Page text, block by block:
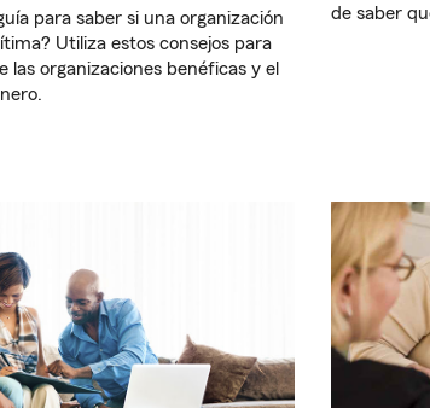
para saber si una organización
Utiliza estos consejos para
las organizaciones benéficas y el
de saber